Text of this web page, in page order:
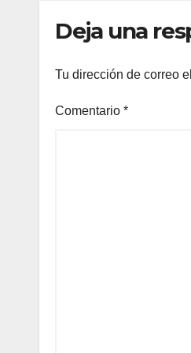
Deja una
Tu dirección de correo
Comentario *